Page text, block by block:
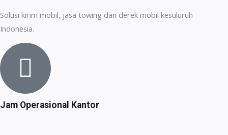
Solusi kirim mobil, jasa towing dan derek mobil kesuluruh
Indonesia.
Jam Operasional Kantor